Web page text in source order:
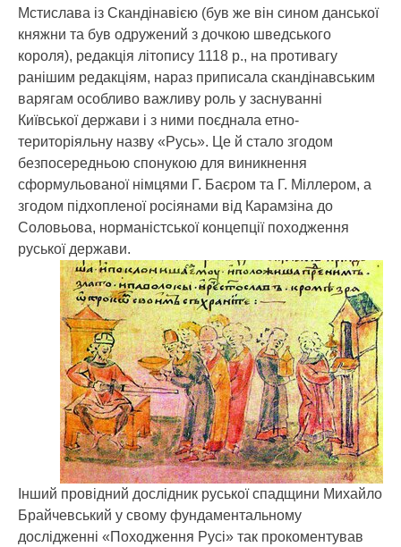
Мстислава із Скандінавією (був же він сином данської
княжни та був одружений з дочкою шведського
короля), редакція літопису 1118 р., на противагу
ранішим редакціям, нараз приписала скандінавським
варягам особливо важливу роль у заснуванні
Київської держави і з ними поєднала етно-
територіяльну назву «Русь». Це й стало згодом
безпосередньою спонукою для виникнення
сформульованої німцями Г. Баєром та Г. Міллером, а
згодом підхопленої росіянами від Карамзіна до
Соловьова, норманістської концепції походження
руської держави.
Інший провідний дослідник руської спадщини Михайло
Брайчевський у свому фундаментальному
дослідженні «Походження Русі» так прокоментував